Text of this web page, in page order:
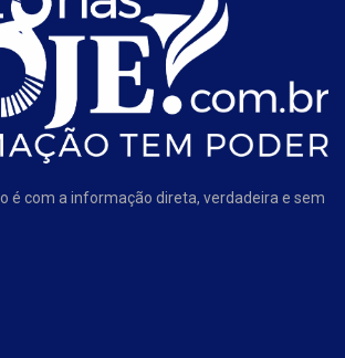
é com a informação direta, verdadeira e sem